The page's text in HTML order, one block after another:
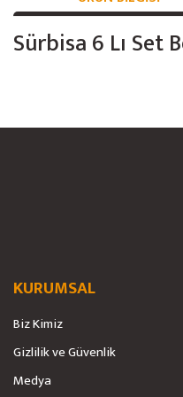
Sürbisa 6 Lı Set
Görüş ve önerileriniz için
KURUMSAL
Biz Kimiz
Gizlilik ve Güvenlik
Medya